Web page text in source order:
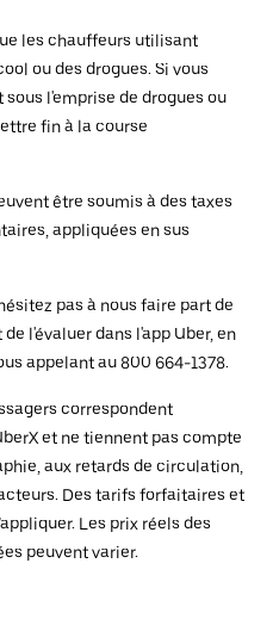
les chauffeurs utilisant
ou des drogues. Si vous
l'emprise de drogues ou
fin à la course
être soumis à des taxes
appliquées en sus
pas à nous faire part de
l'évaluer dans l'app Uber, en
appelant au 800 664-1378.
correspondent
et ne tiennent pas compte
aux retards de circulation,
Des tarifs forfaitaires et
Les prix réels des
peuvent varier.